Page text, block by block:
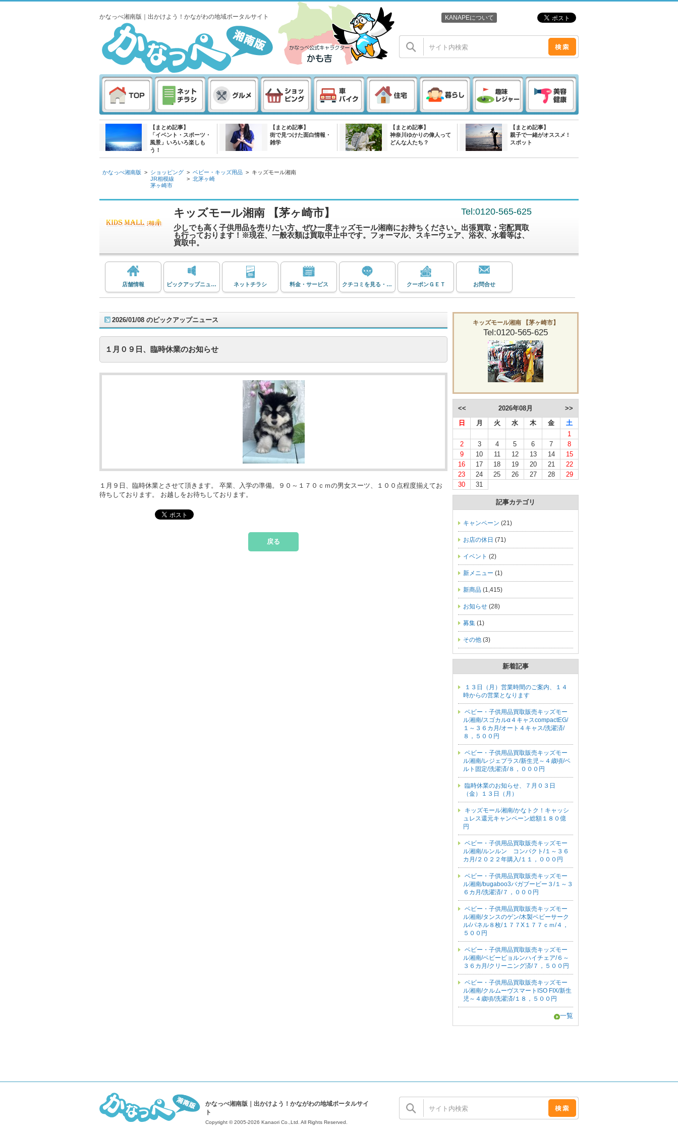
かなっぺ湘南版｜出かけよう！かながわの地域ポータルサイト KANAPEについて
【まとめ記事】
「イベント・スポーツ・
風景」いろいろ楽しも
う！
【まとめ記事】
街で見つけた面白情報・
雑学
【まとめ記事】
神奈川ゆかりの偉人って
どんな人たち？
【まとめ記事】
親子で一緒がオススメ !
スポット
かなっぺ湘南版 > ショッピング
JR相模線
茅ヶ崎市
> ベビー・キッズ用品
> 北茅ヶ崎
> キッズモール湘南
キッズモール湘南 【茅ヶ崎市】 Tel:0120-565-625
少しでも高く子供用品を売りたい方、ぜひ一度キッズモール湘南にお持ちください。出張買取・宅配買取
も行っております！※現在、一般衣類は買取中止中です。フォーマル、スキーウェア、浴衣、水着等は、
買取中。
店舗情報 ピックアップニュース ネットチラシ 料金・サービス クチコミを見る・投稿する クーポンＧＥＴ お問合せ
キッズモール湘南 【茅ヶ崎市】
Tel:0120-565-625
<< 2026年08月
>>
日
月 火 水 木 金
土
1
2
3 4 5 6 7
8
9
10 11 12 13 14
15
16
17 18 19 20 21
22
23
24 25 26 27 28
29
30
31
記事カテゴリ
キャンペーン (21)
お店の休日 (71)
イベント (2)
新メニュー (1)
新商品 (1,415)
お知らせ (28)
募集 (1)
その他 (3)
新着記事
１３日（月）営業時間のご案内、１４
時からの営業となります
ベビー・子供用品買取販売キッズモー
ル湘南/スゴカルα４キャスcompactEG/
１～３６カ月/オート４キャス/洗濯済/
８，５００円
ベビー・子供用品買取販売キッズモー
ル湘南/レジェプラス/新生児～４歳頃/ベ
ルト固定/洗濯済/８，０００円
臨時休業のお知らせ、７月０３日
（金）１３日（月）
キッズモール湘南/かなトク！キャッシ
ュレス還元キャンペーン総額１８０億
円
ベビー・子供用品買取販売キッズモー
ル湘南/ルンルン コンパクト/１～３６
カ月/２０２２年購入/１１，０００円
ベビー・子供用品買取販売キッズモー
ル湘南/bugaboo3バガブービー３/１～３
６カ月/洗濯済/７，０００円
ベビー・子供用品買取販売キッズモー
ル湘南/タンスのゲン/木製ベビーサーク
ル/パネル８枚/１７７X１７７ｃｍ/４，
５００円
ベビー・子供用品買取販売キッズモー
ル湘南/ベビービョルンハイチェア/６～
３６カ月/クリーニング済/７，５００円
ベビー・子供用品買取販売キッズモー
ル湘南/クルムーヴスマートISO FIX/新生
児～４歳頃/洗濯済/１８，５００円
一覧
2026/01/08 のピックアップニュース
１月０９日、臨時休業のお知らせ
１月９日、臨時休業とさせて頂きます。 卒業、入学の準備。９０～１７０ｃｍの男女スーツ、１００点程度揃えてお
待ちしております。 お越しをお待ちしております。
戻る
かなっぺ湘南版｜出かけよう！かながわの地域ポータルサイ
ト
Copyright © 2005-2026 Kanaori Co.,Ltd. All Rights Reserved.